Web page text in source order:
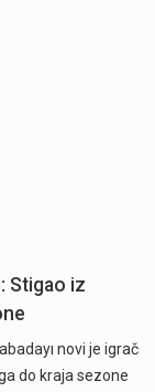
Stigao iz
novi je igrač
do kraja sezone